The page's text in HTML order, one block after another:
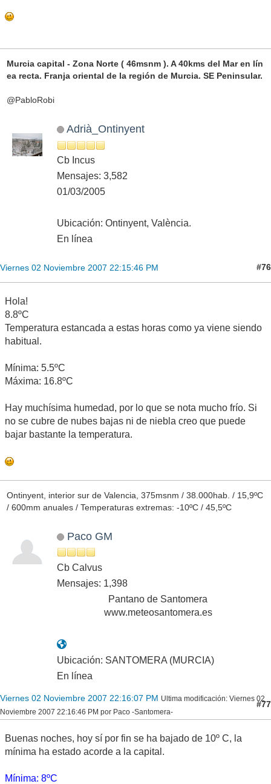
Murcia capital - Zona Norte ( 46msnm ). A 40kms del Mar en lín
ea recta. Franja oriental de la región de Murcia. SE Peninsular.
@PabloRobi
Adrià_Ontinyent
Cb Incus
Mensajes: 3,582
01/03/2005
Ubicación: Ontinyent, València.
En línea
Viernes 02 Noviembre 2007 22:15:46 PM #76
Hola!
8.8ºC
Temperatura estancada a estas horas como ya viene siendo
habitual.
Mínima: 5.5ºC
Máxima: 16.8ºC
Hay muchísima humedad, por lo que se nota mucho frío. Si
no se cubre de nubes bajas ni de niebla creo que puede
bajar bastante la temperatura.
Ontinyent, interior sur de Valencia, 375msnm / 38.000hab. / 15,9ºC
/ 600mm anuales / Temperaturas extremas: -10ºC / 45,5ºC
Paco GM
Cb Calvus
Mensajes: 1,398
Pantano de Santomera
www.meteosantomera.es
Ubicación: SANTOMERA (MURCIA)
En línea
Viernes 02 Noviembre 2007 22:16:07 PM Ultima modificación: Viernes 02
Noviembre 2007 22:16:46 PM por Paco -Santomera-
#77
Buenas noches, hoy sí por fin se ha bajado de 10º C, la
mínima ha estado acorde a la capital.
Mínima: 8ºC